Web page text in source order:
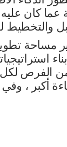
كان عليه
والتخطيط
مساحة
من الفرص
أكبر ، وفي